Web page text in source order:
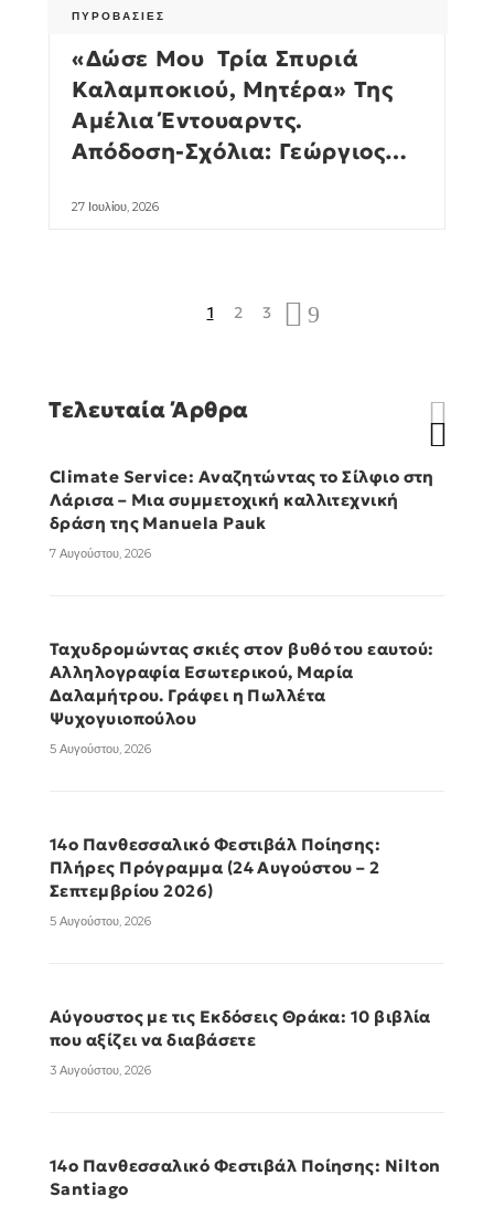
ΠΥΡΟΒΑΣΊΕΣ
«Δώσε Μου Τρία Σπυριά
Καλαμποκιού, Μητέρα» Της
Αμέλια Έντουαρντς.
Απόδοση-Σχόλια: Γεώργιος
27 Ιουλίου, 2026
1 2 3
Τελευταία Άρθρα
Climate Service: Αναζητώντας το Σίλφιο στη
Λάρισα – Μια συμμετοχική καλλιτεχνική
δράση της Manuela Pauk
7 Αυγούστου, 2026
Ταχυδρομώντας σκιές στον βυθό του εαυτού:
Αλληλογραφία Εσωτερικού, Μαρία
Δαλαμήτρου. Γράφει η Πωλλέτα
Ψυχογυιοπούλου
5 Αυγούστου, 2026
14ο Πανθεσσαλικό Φεστιβάλ Ποίησης:
Πλήρες Πρόγραμμα (24 Αυγούστου – 2
Σεπτεμβρίου 2026)
5 Αυγούστου, 2026
Αύγουστος με τις Εκδόσεις Θράκα: 10 βιβλία
που αξίζει να διαβάσετε
3 Αυγούστου, 2026
14ο Πανθεσσαλικό Φεστιβάλ Ποίησης: Nilton
Santiago